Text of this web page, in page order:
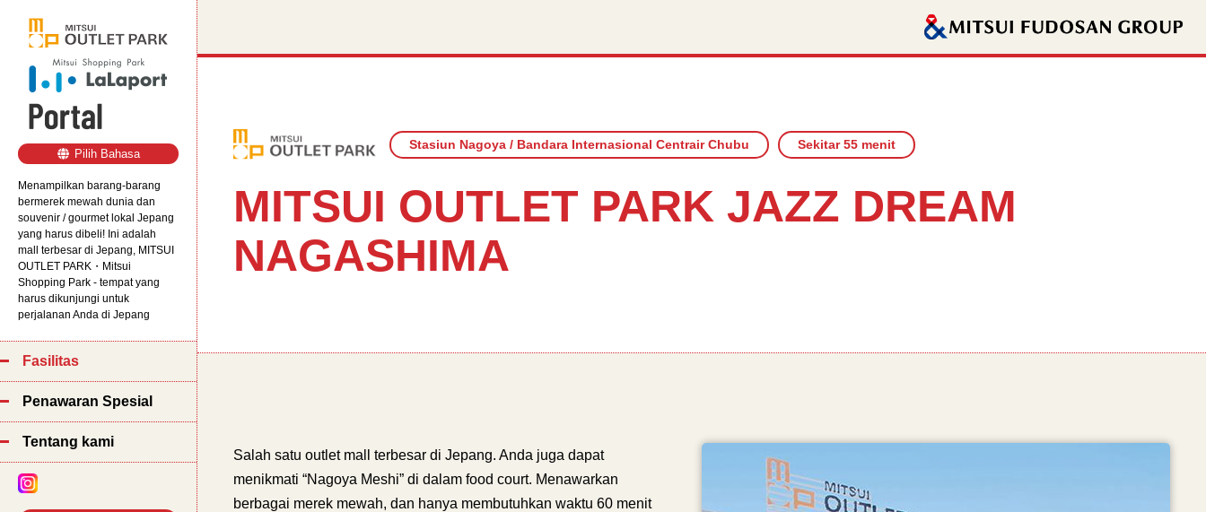
Pilih Bahasa
Menampilkan barang-barang
bermerek mewah dunia dan
souvenir / gourmet lokal Jepang
yang harus dibeli! Ini adalah
mall terbesar di Jepang, MITSUI
OUTLET PARK・Mitsui
Shopping Park - tempat yang
harus dikunjungi untuk
perjalanan Anda di Jepang
Fasilitas
Penawaran Spesial
Tentang kami
Stasiun Nagoya / Bandara Internasional Centrair Chubu Sekitar 55 menit
MITSUI OUTLET PARK JAZZ DREAM
NAGASHIMA
Salah satu outlet mall terbesar di Jepang. Anda juga dapat
menikmati “Nagoya Meshi” di dalam food court. Menawarkan
berbagai merek mewah, dan hanya membutuhkan waktu 60 menit